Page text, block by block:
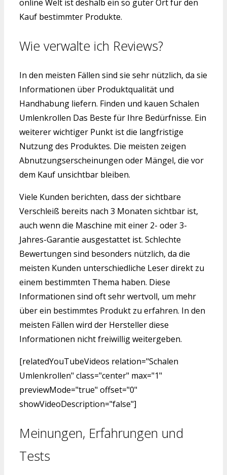
online Welt ist deshalb ein so guter Ort für den
Kauf bestimmter Produkte.
Wie verwalte ich Reviews?
In den meisten Fällen sind sie sehr nützlich, da sie
Informationen über Produktqualität und
Handhabung liefern. Finden und kauen Schalen
Umlenkrollen Das Beste für Ihre Bedürfnisse. Ein
weiterer wichtiger Punkt ist die langfristige
Nutzung des Produktes. Die meisten zeigen
Abnutzungserscheinungen oder Mängel, die vor
dem Kauf unsichtbar bleiben.
Viele Kunden berichten, dass der sichtbare
Verschleiß bereits nach 3 Monaten sichtbar ist,
auch wenn die Maschine mit einer 2- oder 3-
Jahres-Garantie ausgestattet ist. Schlechte
Bewertungen sind besonders nützlich, da die
meisten Kunden unterschiedliche Leser direkt zu
einem bestimmten Thema haben. Diese
Informationen sind oft sehr wertvoll, um mehr
über ein bestimmtes Produkt zu erfahren. In den
meisten Fällen wird der Hersteller diese
Informationen nicht freiwillig weitergeben.
[relatedYouTubeVideos relation="Schalen
Umlenkrollen" class="center" max="1"
previewMode="true" offset="0"
showVideoDescription="false"]
Meinungen, Erfahrungen und
Tests